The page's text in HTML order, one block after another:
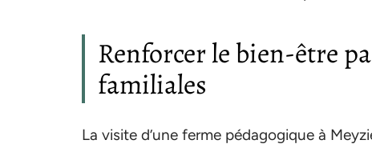
Renforcer le bien-être
familiales
La visite d’une ferme pédagogique à